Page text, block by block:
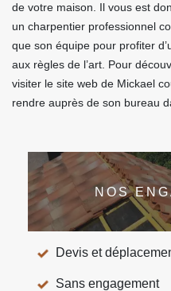
de votre maison. Il vous est
un charpentier professionnel
que son équipe pour profiter
aux règles de l’art. Pour
visiter le site web de Mickael
rendre auprès de son bureau
NOS
Devis et
Sans engagement